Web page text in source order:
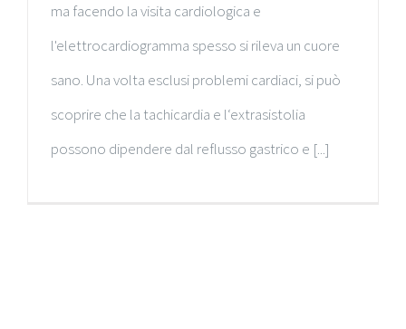
ma facendo la visita cardiologica e
l'elettrocardiogramma spesso si rileva un cuore
sano. Una volta esclusi problemi cardiaci, si può
scoprire che la tachicardia e l‘extrasistolia
possono dipendere dal reflusso gastrico e [...]